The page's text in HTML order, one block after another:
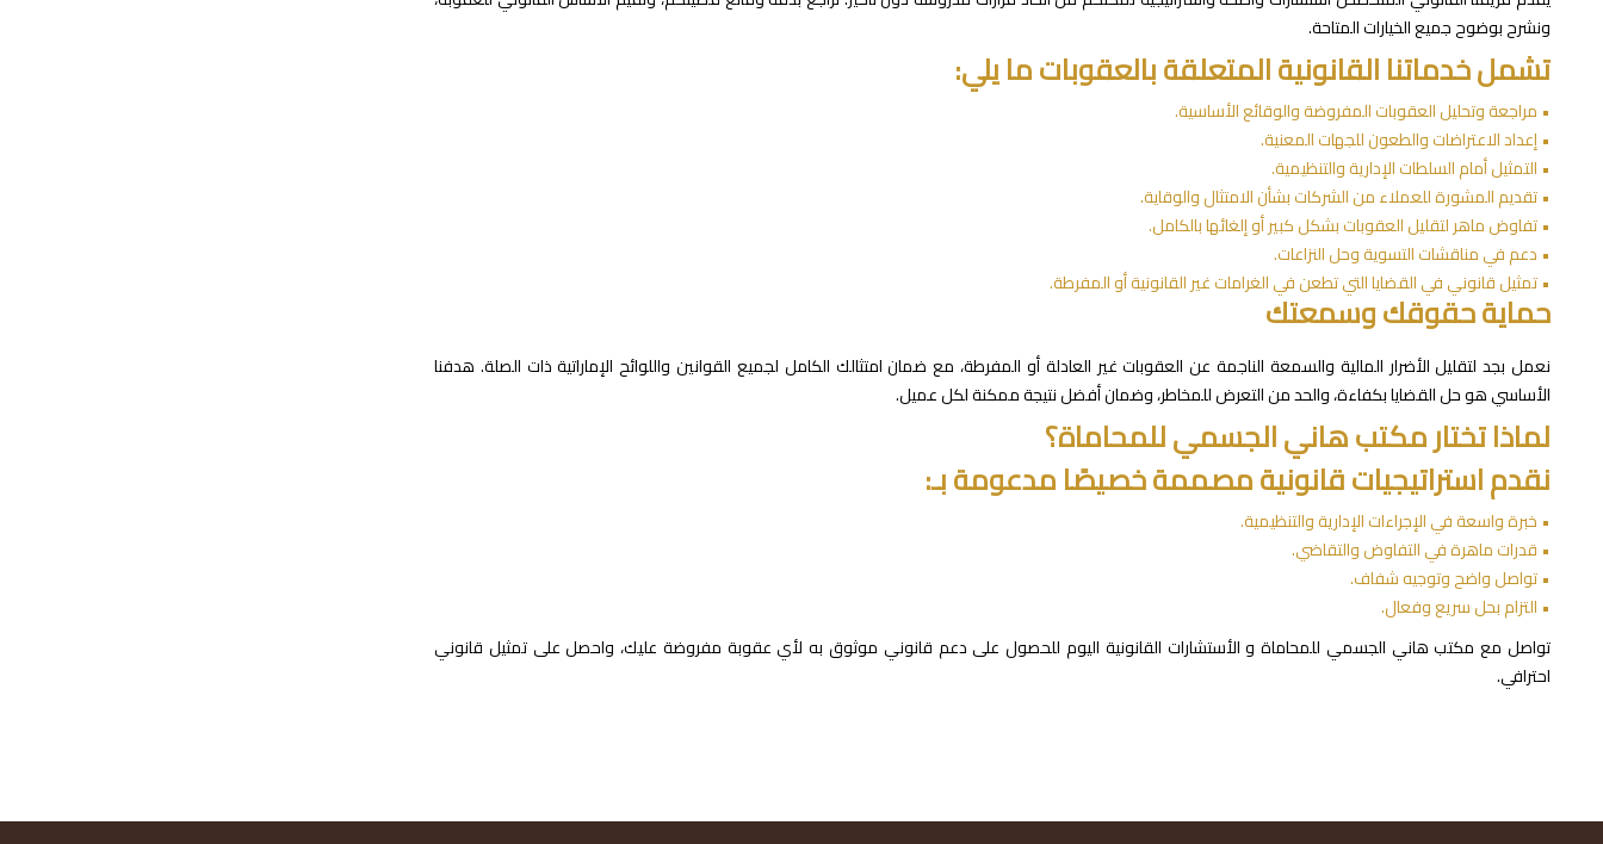
ونشرح بوضوح جميع الخيارات المتاحة.
تشمل خدماتنا القانونية المتعلقة بالعقوبات ما يلي:
• مراجعة وتحليل العقوبات المفروضة والوقائع الأساسية.
• إعداد الاعتراضات والطعون للجهات المعنية.
• التمثيل أمام السلطات الإدارية والتنظيمية.
• تقديم المشورة للعملاء من الشركات بشأن الامتثال والوقاية.
• تفاوض ماهر لتقليل العقوبات بشكل كبير أو إلغائها بالكامل.
• دعم في مناقشات التسوية وحل النزاعات.
• تمثيل قانوني في القضايا التي تطعن في الغرامات غير القانونية أو المفرطة.
حماية حقوقك وسمعتك
نعمل بجد لتقليل الأضرار المالية والسمعة الناجمة عن العقوبات غير العادلة أو المفرطة، مع ضمان امتثالك الكامل لجميع القوانين واللوائح الإماراتية ذات الصلة. هدفنا
الأساسي هو حل القضايا بكفاءة، والحد من التعرض للمخاطر، وضمان أفضل نتيجة ممكنة لكل عميل.
لماذا تختار مكتب هاني الجسمي للمحاماة؟
نقدم استراتيجيات قانونية مصممة خصيصًا مدعومة بـ:
• خبرة واسعة في الإجراءات الإدارية والتنظيمية.
• قدرات ماهرة في التفاوض والتقاضي.
• تواصل واضح وتوجيه شفاف.
• التزام بحل سريع وفعال.
تواصل مع مكتب هاني الجسمي للمحاماة و الأستشارات القانونية اليوم للحصول على دعم قانوني موثوق به لأي عقوبة مفروضة عليك، واحصل على تمثيل قانوني
احترافي.